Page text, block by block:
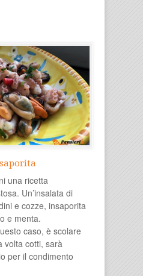
una ricetta
Un’insalata di
e cozze, insaporita
e menta.
caso, è scolare
volta cotti, sarà
per il condimento